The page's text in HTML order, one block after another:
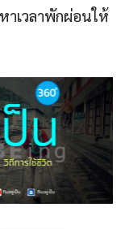
าเวลาพักผ่อนให้